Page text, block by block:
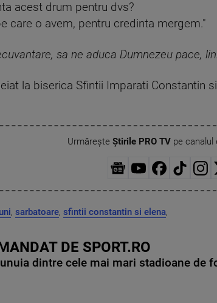
acest drum pentru dvs?
care o avem, pentru credinta mergem."
sa ne aduca Dumnezeu pace,
la biserica Sfintii Imparati Constantin
Urmărește Știrile PRO TVpe canalul
, sarbatoare, sfintii constantin si elena,
DE SPORT.RO
dintre cele mai mari stadioane de